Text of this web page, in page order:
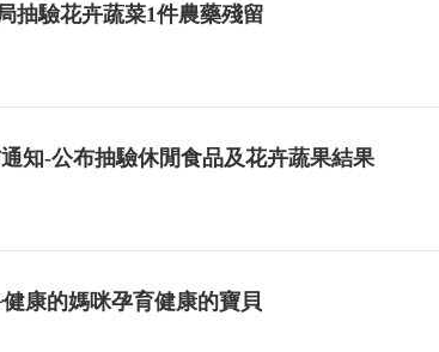
抽驗花卉蔬菜1件農藥殘留
知-公布抽驗休閒食品及花卉蔬果結果
康的媽咪孕育健康的寶貝